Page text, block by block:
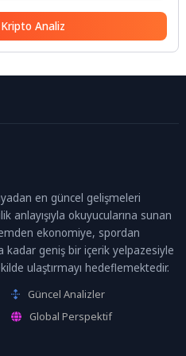
Analiz
en güncel gelişmeleri
anlayışıyla okuyucularına sunan
ekonomiye, spordan
geniş bir içerik yelpazesiyle
ulaştırmayı hedeflemektedir.
Güncel Analizler
Global Perspektif